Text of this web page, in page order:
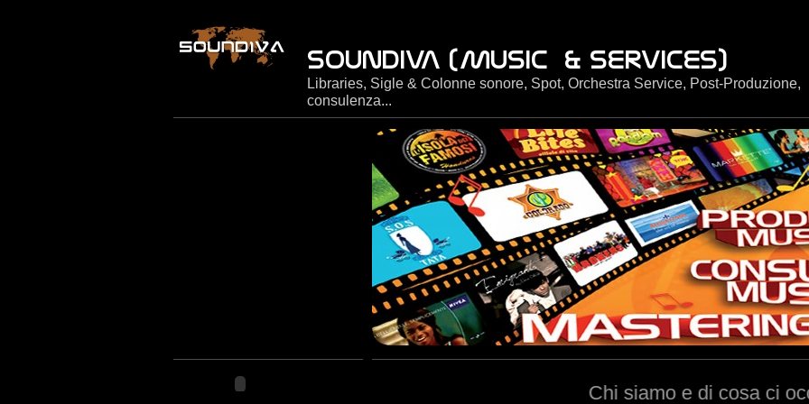
Libraries, Sigle & Colonne sonore, Spot, Orchestra Service, Post-Produzione,
consulenza...
Chi siamo e di cosa ci